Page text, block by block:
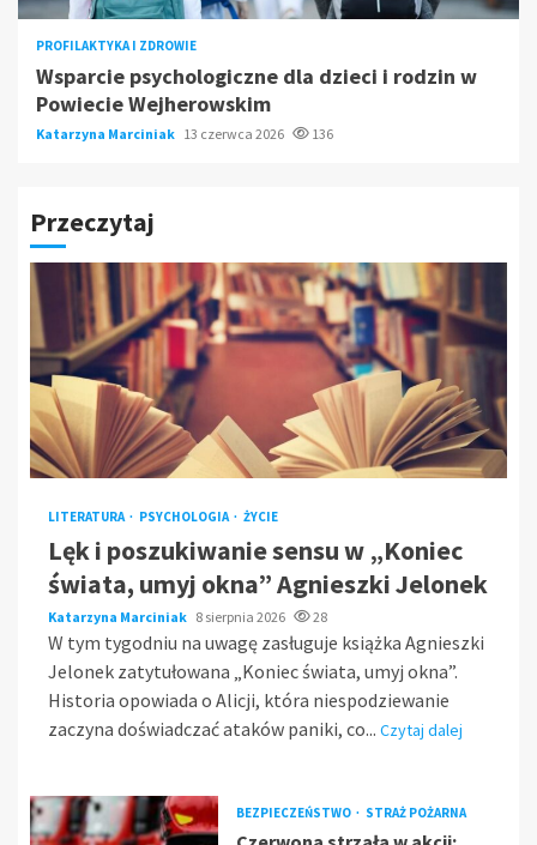
PROFILAKTYKA I ZDROWIE
Wsparcie psychologiczne dla dzieci i rodzin w
Powiecie Wejherowskim
Katarzyna Marciniak 13 czerwca 2026 136
Przeczytaj
LITERATURA PSYCHOLOGIA ŻYCIE
Lęk i poszukiwanie sensu w „Koniec
świata, umyj okna” Agnieszki Jelonek
Katarzyna Marciniak 8 sierpnia 2026 28
W tym tygodniu na uwagę zasługuje książka Agnieszki
Jelonek zatytułowana „Koniec świata, umyj okna”.
Historia opowiada o Alicji, która niespodziewanie
zaczyna doświadczać ataków paniki, co... Czytaj dalej
BEZPIECZEŃSTWO STRAŻ POŻARNA